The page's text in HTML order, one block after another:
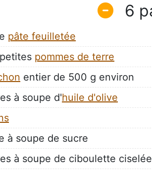
6
pâte feuilletée
pommes de terre
entier de 500 g environ
à soupe d'huile d'olive
à soupe de sucre
à soupe de ciboulette ciselée